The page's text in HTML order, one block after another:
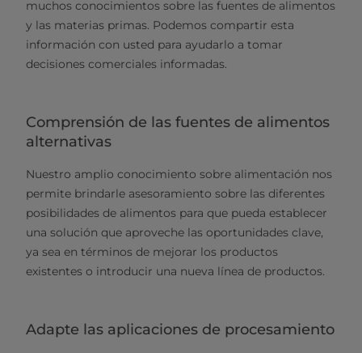
muchos conocimientos sobre las fuentes de alimentos
y las materias primas. Podemos compartir esta
información con usted para ayudarlo a tomar
decisiones comerciales informadas.
Comprensión de las fuentes de alimentos
alternativas
Nuestro amplio conocimiento sobre alimentación nos
permite brindarle asesoramiento sobre las diferentes
posibilidades de alimentos para que pueda establecer
una solución que aproveche las oportunidades clave,
ya sea en términos de mejorar los productos
existentes o introducir una nueva línea de productos.
Adapte las aplicaciones de procesamiento